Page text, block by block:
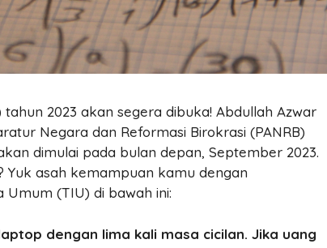
tahun 2023 akan segera dibuka! Abdullah Azwar
Negara dan Reformasi Birokrasi (PANRB)
dimulai pada bulan depan, September 2023.
Yuk asah kemampuan kamu dengan
Umum (TIU) di bawah ini:
dengan lima kali masa cicilan. Jika uang